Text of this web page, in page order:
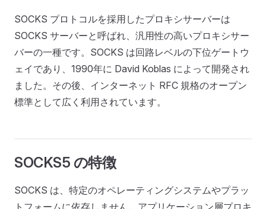
SOCKS プロトコルを採用したプロキシサーバーは
SOCKS サーバーと呼ばれ、汎用性の高いプロキシサー
バーの一種です。SOCKS は回路レベルの下位ゲートウ
ェイであり、1990年に David Koblas によって開発され
ました。その後、インターネット RFC 規格のオープン
標準として広く利用されています。
SOCKS5 の特徴
SOCKS は、特定のオペレーティングシステムやプラッ
トフォームに依存しません。アプリケーション層プロキ